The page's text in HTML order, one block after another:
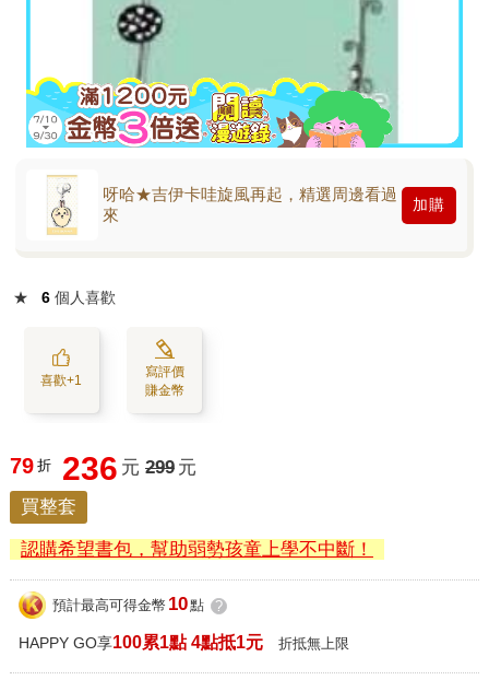
呀哈★吉伊卡哇旋風再起，精選周邊看過
來
加購
★ 6 個人喜歡
喜歡+1
寫評價
賺金幣
79 折 236 元 299 元
買整套
認購希望書包，幫助弱勢孩童上學不中斷！
預計最高可得金幣 10點 ?
HAPPY GO享100累1點 4點抵1元 折抵無上限